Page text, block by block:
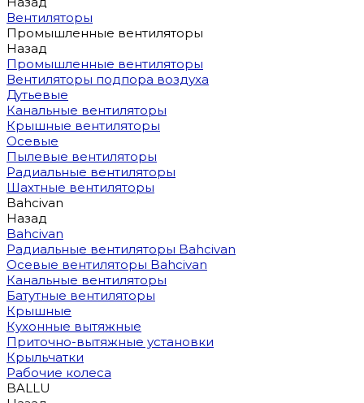
Вентиляторы
Промышленные вентиляторы
Назад
Промышленные вентиляторы
Вентиляторы подпора воздуха
Дутьевые
Канальные вентиляторы
Крышные вентиляторы
Осевые
Пылевые вентиляторы
Радиальные вентиляторы
Шахтные вентиляторы
Bahcivan
Назад
Bahcivan
Радиальные вентиляторы Bahcivan
Осевые вентиляторы Bahcivan
Канальные вентиляторы
Батутные вентиляторы
Крышные
Кухонные вытяжные
Приточно-вытяжные установки
Крыльчатки
Рабочие колеса
BALLU